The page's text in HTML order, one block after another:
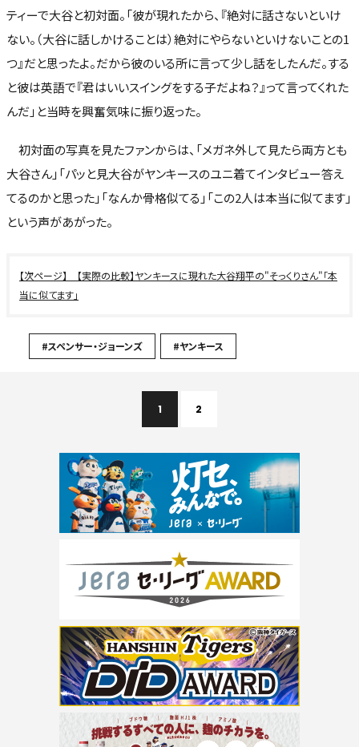
ティーで大谷と初対面。「彼が現れたから、『絶対に話さないといけ
ない。（大谷に話しかけることは）絶対にやらないといけないことの1
つ』だと思ったよ。だから彼のいる所に言って少し話をしたんだ。する
と彼は英語で『君はいいスイングをする子だよね？』って言ってくれた
んだ」と当時を興奮気味に振り返った。
初対面の写真を見たファンからは、「メガネ外して見たら両方とも
大谷さん」「パッと見大谷がヤンキースのユニ着てインタビュー答え
てるのかと思った」「なんか骨格似てる」「この2人は本当に似てます」
という声があがった。
【実際の比較】ヤンキースに現れた大谷翔平の"そっくりさん"「本
当に似てます」
#スペンサー・ジョーンズ #ヤンキース
1 2